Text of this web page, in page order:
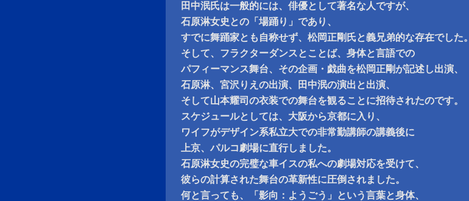
田中泯氏は一般的には、俳優として著名な人ですが、
石原淋女史との「場踊り」であり、
すでに舞踊家とも自称せず、松岡正剛氏と義兄弟的な存在でした。
そして、フラクターダンスとことば、身体と言語での
パフィーマンス舞台、その企画・戯曲を松岡正剛が記述し出演、
石原淋、宮沢りえの出演、田中泯の演出と出演、
そして山本耀司の衣装での舞台を観ることに招待されたのです。
スケジュールとしては、大阪から京都に入り、
ワイフがデザイン系私立大での非常勤講師の講義後に
上京、パルコ劇場に直行しました。
石原淋女史の完璧な車イスの私への劇場対応を受けて、
彼らの計算された舞台の革新性に圧倒されました。
何と言っても、「影向：ようごう」という言葉と身体、